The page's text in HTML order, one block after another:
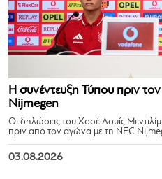
Η συνέντευξη Τύπου πριν
Nijmegen
Οι δηλώσεις του Χοσέ Λουίς
πριν από τον αγώνα με τη NEC
03.08.2026